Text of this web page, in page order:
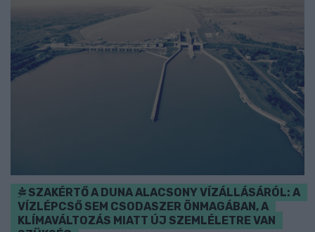
SZAKÉRTŐ A DUNA ALACSONY VÍZÁLLÁSÁRÓL: A
VÍZLÉPCSŐ SEM CSODASZER ÖNMAGÁBAN, A
KLÍMAVÁLTOZÁS MIATT ÚJ SZEMLÉLETRE VAN